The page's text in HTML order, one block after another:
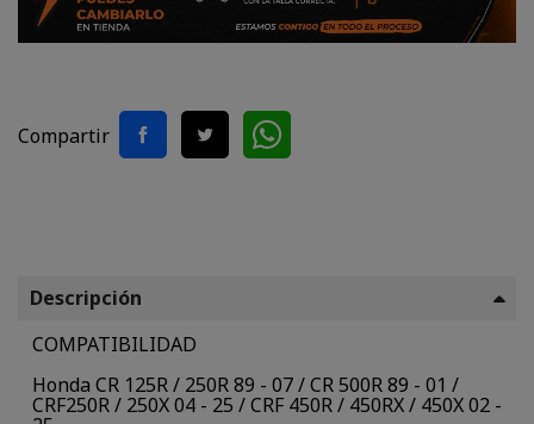
Compartir
Descripción
COMPATIBILIDAD
Honda CR 125R / 250R 89 - 07 / CR 500R 89 - 01 /
CRF250R / 250X 04 - 25 / CRF 450R / 450RX / 450X 02 -